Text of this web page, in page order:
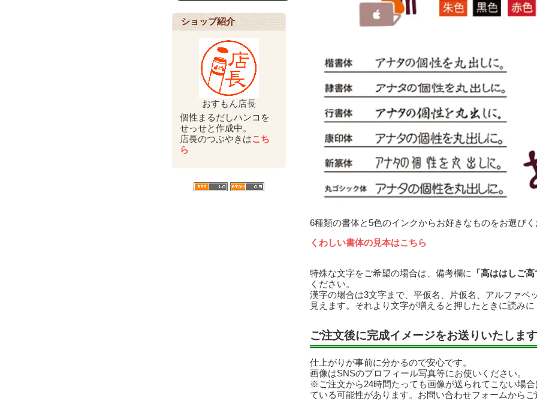
ショップ紹介
おすもん店長
個性まるだしハンコを
せっせと作成中。
店長のつぶやきはこち
ら
6種類の書体と5色のインクからお好きなものをお選び
くわしい書体の見本はこちら
特殊な文字をご希望の場合は、備考欄に
「高ははしご
ください。
漢字の場合は3文字まで、平仮名、片仮名、アルファベ
見えます。それより文字が増えると押したときに読み
ご注文後に完成イメージをお送りいたしま
仕上がりが事前に分かるので安心です。
画像はSNSのプロフィール写真等にお使いください。
※ご注文から24時間たっても画像が送られてこない場
ている可能性があります。お問い合わせフォームから